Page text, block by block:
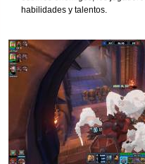
habilidades y talentos.